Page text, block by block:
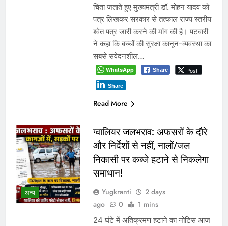
चिंता जताते हुए मुख्यमंत्री डॉ. मोहन यादव को
पत्र लिखकर सरकार से तत्काल राज्य स्तरीय
श्वेत पत्र जारी करने की मांग की है। पटवारी
ने कहा कि बच्चों की सुरक्षा कानून-व्यवस्था का
सबसे संवेदनशील…
WhatsApp Share Post
Share
Read More
अन्य
ग्वालियर जलभराव: अफसरों के दौरे
और निर्देशों से नहीं, नालों/जल
निकासी पर कब्जे हटाने से निकलेगा
समाधान!
Yugkranti
2 days
ago
0 1 mins
24 घंटे में अतिक्रमण हटाने का नोटिस आज